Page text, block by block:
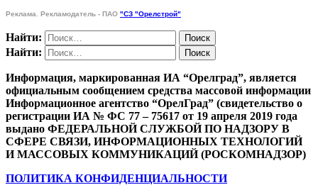
Реклама. Рекламодатель - ПАО "СЗ "Орелстрой"
Найти:
Найти:
Информация, маркированная ИА “Орелград”, является
официальным сообщением средства массовой информации
Информационное агентство “ОрелГрад” (свидетельство о
регистрации ИА № ФС 77 – 75617 от 19 апреля 2019 года
выдано ФЕДЕРАЛЬНОЙ СЛУЖБОЙ ПО НАДЗОРУ В
СФЕРЕ СВЯЗИ, ИНФОРМАЦИОННЫХ ТЕХНОЛОГИЙ
И МАССОВЫХ КОММУНИКАЦИЙ (РОСКОМНАДЗОР)
ПОЛИТИКА КОНФИДЕНЦИАЛЬНОСТИ